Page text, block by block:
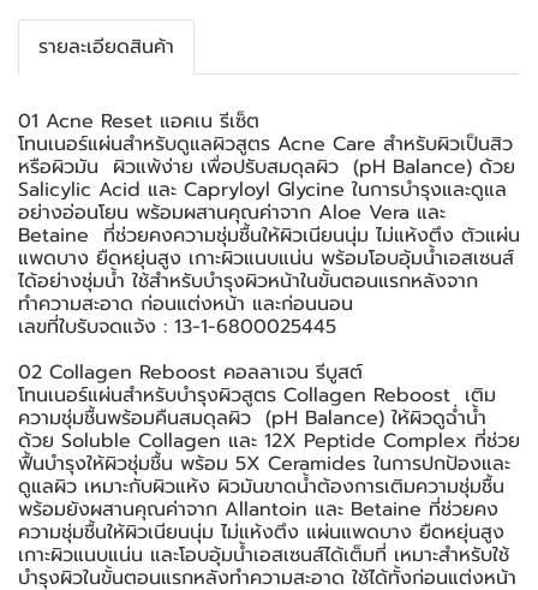
รายละเอียดสินค้า
01 Acne Reset แอคเน รีเซ็ต
โทนเนอร์แผ่นสำหรับดูแลผิวสูตร Acne Care สำหรับผิวเป็นสิว
หรือผิวมัน ผิวแพ้ง่าย เพื่อปรับสมดุลผิว (pH Balance) ด้วย
Salicylic Acid และ Capryloyl Glycine ในการบำรุงและดูแล
อย่างอ่อนโยน พร้อมผสานคุณค่าจาก Aloe Vera และ
Betaine ที่ช่วยคงความชุ่มชื้นให้ผิวเนียนนุ่ม ไม่แห้งตึง ตัวแผ่น
แพดบาง ยืดหยุ่นสูง เกาะผิวแนบแน่น พร้อมโอบอุ้มน้ำเอสเซนส์
ได้อย่างชุ่มน้ำ ใช้สำหรับบำรุงผิวหน้าในขั้นตอนแรกหลังจาก
ทำความสะอาด ก่อนแต่งหน้า และก่อนนอน
เลขที่ใบรับจดแจ้ง : 13-1-6800025445
02 Collagen Reboost คอลลาเจน รีบูสต์
โทนเนอร์แผ่นสำหรับบำรุงผิวสูตร Collagen Reboost เติม
ความชุ่มชื้นพร้อมคืนสมดุลผิว (pH Balance) ให้ผิวดูฉ่ำน้ำ
ด้วย Soluble Collagen และ 12X Peptide Complex ที่ช่วย
ฟื้นบำรุงให้ผิวชุ่มชื้น พร้อม 5X Ceramides ในการปกป้องและ
ดูแลผิว เหมาะกับผิวแห้ง ผิวมันขาดน้ำต้องการเติมความชุ่มชื้น
พร้อมยังผสานคุณค่าจาก Allantoin และ Betaine ที่ช่วยคง
ความชุ่มชื้นให้ผิวเนียนนุ่ม ไม่แห้งตึง แผ่นแพดบาง ยืดหยุ่นสูง
เกาะผิวแนบแน่น และโอบอุ้มน้ำเอสเซนส์ได้เต็มที่ เหมาะสำหรับใช้
บำรุงผิวในขั้นตอนแรกหลังทำความสะอาด ใช้ได้ทั้งก่อนแต่งหน้า